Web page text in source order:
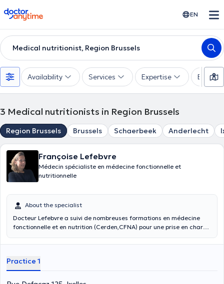
doctoranytime EN
Medical nutritionist, Region Brussels
Availability Services Expertise
3 Medical nutritionists in Region Brussels
Region Brussels Brussels Schaerbeek Anderlecht
Françoise Lefebvre
Médecin spécialiste en médecine fonctionnelle et
nutritionnelle
About the specialist
Docteur Lefebvre a suivi de nombreuses formations en médecine
fonctionnelle et en nutrition (Cerden,CFNA) pour une prise en charge
complémentaire aux autres approches médicales. Elle se fonde sur
la santé. La médecine fonctionnelle et nutritionnelle vise à
optimaliser l’alimentation et la microalimentation (antioxydants,
oligoéléments, vitamines…) afin que l’organisme fonctionne au
Practice 1